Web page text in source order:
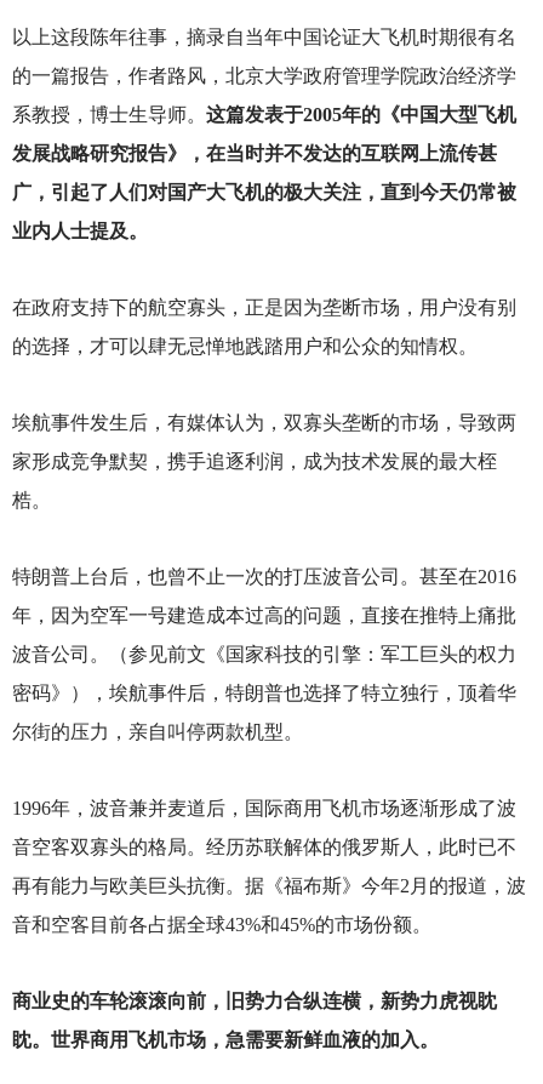
以上这段陈年往事，摘录自当年中国论证大飞机时期很有名
的一篇报告，作者路风，北京大学政府管理学院政治经济学
系教授，博士生导师。 这篇发表于2005年的《中国大型飞机
发展战略研究报告》，在当时并不发达的互联网上流传甚
广，引起了人们对国产大飞机的极大关注，直到今天仍常被
业内人士提及。
在政府支持下的航空寡头，正是因为垄断市场，用户没有别
的选择，才可以肆无忌惮地践踏用户和公众的知情权。
埃航事件发生后，有媒体认为，双寡头垄断的市场，导致两
家形成竞争默契，携手追逐利润，成为技术发展的最大桎
梏。
特朗普上台后，也曾不止一次的打压波音公司。甚至在2016
年，因为空军一号建造成本过高的问题，直接在推特上痛批
波音公司。（参见前文《国家科技的引擎：军工巨头的权力
密码》），埃航事件后，特朗普也选择了特立独行，顶着华
尔街的压力，亲自叫停两款机型。
1996年，波音兼并麦道后，国际商用飞机市场逐渐形成了波
音空客双寡头的格局。经历苏联解体的俄罗斯人，此时已不
再有能力与欧美巨头抗衡。据《福布斯》今年2月的报道，波
音和空客目前各占据全球43%和45%的市场份额。
商业史的车轮滚滚向前，旧势力合纵连横，新势力虎视眈
眈。世界商用飞机市场，急需要新鲜血液的加入。